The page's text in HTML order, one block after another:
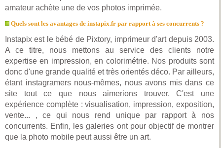
amateur achète une de vos photos imprimée.
Quels sont les avantages de instapix.fr par rapport à ses concurrents ?
Instapix est le bébé de Pixtory, imprimeur d'art depuis 2003.
A ce titre, nous mettons au service des clients notre
expertise en impression, en colorimétrie. Nos produits sont
donc d'une grande qualité et très orientés déco. Par ailleurs,
étant instagramers nous-mêmes, nous avons mis dans ce
site tout ce que nous aimerions trouver. C'est une
expérience complète : visualisation, impression, exposition,
vente... , ce qui nous rend unique par rapport à nos
concurrents. Enfin, les galeries ont pour objectif de montrer
que la photo mobile peut aussi être un art.